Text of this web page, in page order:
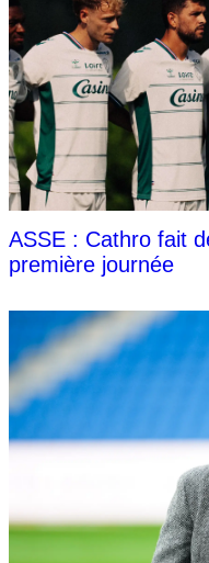
ASSE : Cathro fait
première journée